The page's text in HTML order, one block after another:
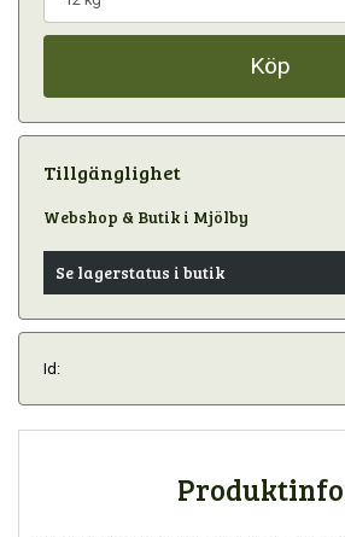
Köp
Tillgänglighet
Webshop & Butik i Mjölby
Se lagerstatus i butik
Id:
Produktinfo